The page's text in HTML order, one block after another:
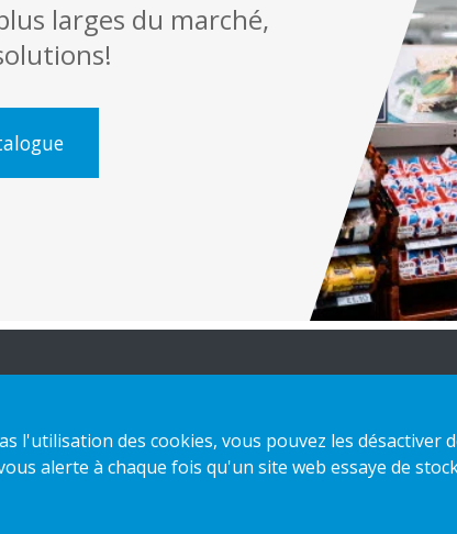
larges du marché,
Gamme Sustainable Choice et Offre
Circulaire
Politique de
confidentialité
l'utilisation des cookies, vous pouvez les
alerte à chaque fois qu'un site web essaye de